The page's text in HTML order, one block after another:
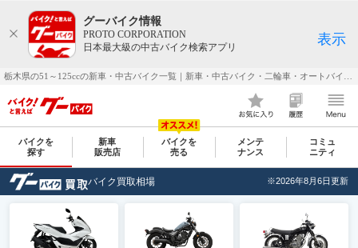
グーバイク情報
PROTO CORPORATION
日本最大級の中古バイク検索アプリ
表示
バイクを
探す
新車
販売店
バイクを
売る
メンテ
ナンス
コミュ
ニティ
バイク買取相場 ※2026年8月6日更新